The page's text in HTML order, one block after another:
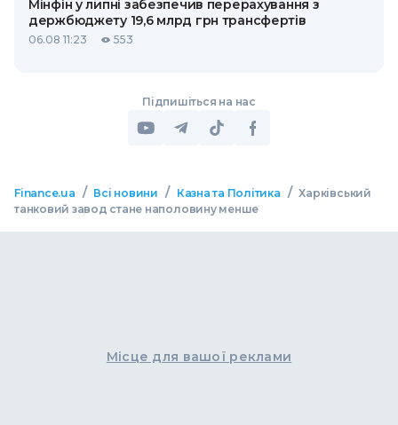
Мінфін у липні забезпечив перерахування з
держбюджету 19,6 млрд грн трансфертів
06.08 11:23 553
Підпишіться на нас
Finance.ua / Всі новини / Казна та Політика / Харківський
танковий завод стане наполовину менше
Місце для вашої реклами